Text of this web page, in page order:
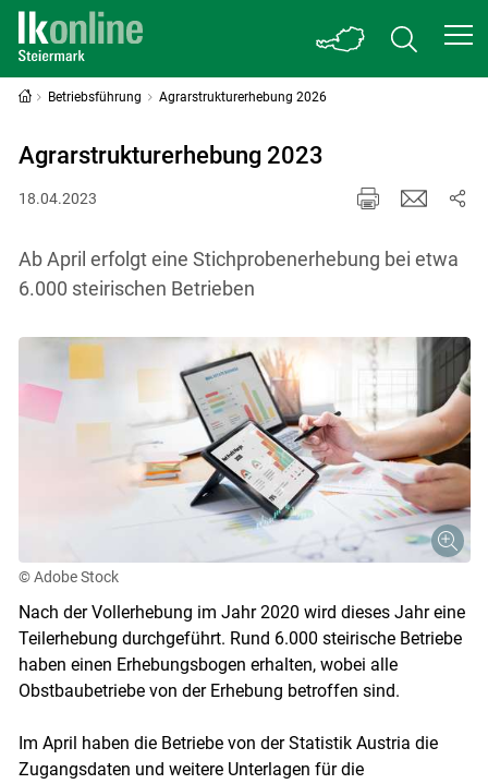
Betriebsführung Agrarstrukturerhebung 2026
Agrarstrukturerhebung 2023
18.04.2023
Ab April erfolgt eine Stichprobenerhebung bei etwa
6.000 steirischen Betrieben
© Adobe Stock
Nach der Vollerhebung im Jahr 2020 wird dieses Jahr eine
Teilerhebung durchgeführt. Rund 6.000 steirische Betriebe
haben einen Erhebungsbogen erhalten, wobei alle
Obstbaubetriebe von der Erhebung betroffen sind.
Im April haben die Betriebe von der Statistik Austria die
Zugangsdaten und weitere Unterlagen für die